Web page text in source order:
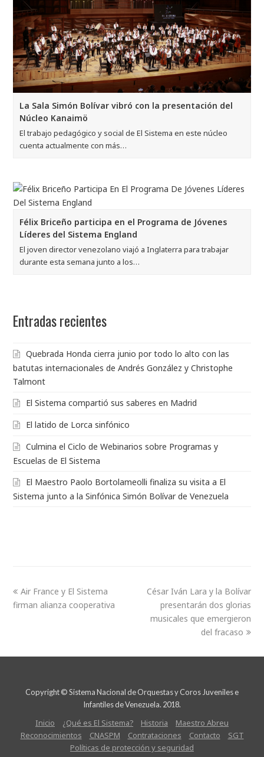
La Sala Simón Bolívar vibró con la presentación del
Núcleo Kanaimö
El trabajo pedagógico y social de El Sistema en este núcleo
cuenta actualmente con más…
Félix Briceño participa en el Programa de Jóvenes
Líderes del Sistema England
El joven director venezolano viajó a Inglaterra para trabajar
durante esta semana junto a los…
Entradas recientes
Quebrada Honda cierra junio por todo lo alto con las
batutas internacionales de Andrés González y Christophe
Talmont
El Sistema compartió sus saberes en Madrid
El latido de Lorca sinfónico
Culmina el Ciclo de Webinarios sobre Programas y
Escuelas de El Sistema
El Maestro Paolo Bortolameolli finaliza su visita a El
Sistema junto a la Sinfónica Simón Bolívar de Venezuela
Air France y El Sistema
firman alianza cooperativa
César Iván Lara y la Bolívar
presentarán dos glorias
musicales que emergieron
del fracaso
Copyright © Sistema Nacional de Orquestas y Coros Juveniles e
Infantiles de Venezuela. 2018.
Inicio ¿Qué es El Sistema? Historia
Maestro Abreu
Reconocimientos
CNASPM Contrataciones Contacto
SGT
Políticas de protección y seguridad